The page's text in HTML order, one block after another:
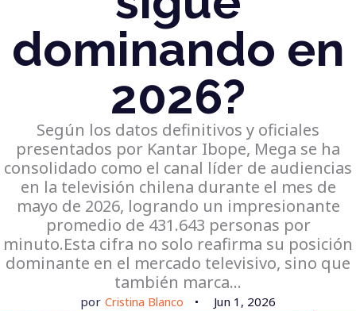
dominando en
2026?
Según los datos definitivos y oficiales
presentados por Kantar Ibope, Mega se ha
consolidado como el canal líder de audiencias
en la televisión chilena durante el mes de
mayo de 2026, logrando un impresionante
promedio de 431.643 personas por
minuto.Esta cifra no solo reafirma su posición
dominante en el mercado televisivo, sino que
también marca…
por Cristina Blanco Jun 1, 2026